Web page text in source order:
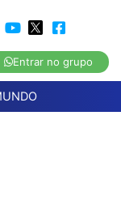
Entrar no grupo